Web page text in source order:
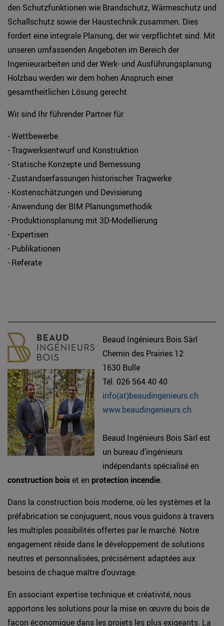
den Schutzfunktionen wie Brandschutz, Wärmeschutz und
Schallschutz sowie der Haustechnik zusammen. Dies
fordert eine integrale Planung, der wir verpflichtet sind. Mit
unseren umfassenden Angeboten im Bereich der
Ingenieurarbeiten und der Werk- und Ausführungsplanung
Holzbau werden wir dem hohen Anspruch einer
gesamtheitlichen Lösung gerecht.
Wir sind Ihr führender Partner für
- Wettbewerbe
- Tragwerksentwurf und Konstruktion
- Statische Konzepte und Bemessung
- Zustandserfassungen historischer Tragwerke
- Kostenschätzungen und Devisierung
- Anwendung der BIM Planungsmethodik
- Produktionsplanung mit 3D-Modellierung
- Expertisen
- Publikationen
- Referate
Beaud Ingénieurs Bois Sàrl
Chemin des Prairies 12
1630 Bulle
Tél. 026 564 40 40
info(at)beaudingenieurs.ch
www.beaudingenieurs.ch
Beaud Ingénieurs Bois Sàrl est
un bureau d’ingénieurs
indépendants spécialisé en
construction boiset en protection incendie.
Dans la construction bois moderne, où les systèmes et la
préfabrication se conjuguent, nous vous guidons à travers
les multiples possibilités offertes par le marché. Notre
engagement réside dans le développement de solutions
neutres et personnalisées, précisément adaptées aux
besoins de chaque maître d'ouvrage.
En associant expertise technique et créativité, nous
apportons les solutions pour la mise en œuvre du bois de
façon économique dans les projets les plus exigeants. La